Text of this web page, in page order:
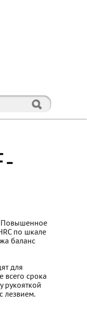
Повышенное
по шкале
баланс
для
всего срока
рукояткой
лезвием.